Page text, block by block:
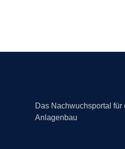
Das Nachwuchsportal für
Anlagenbau